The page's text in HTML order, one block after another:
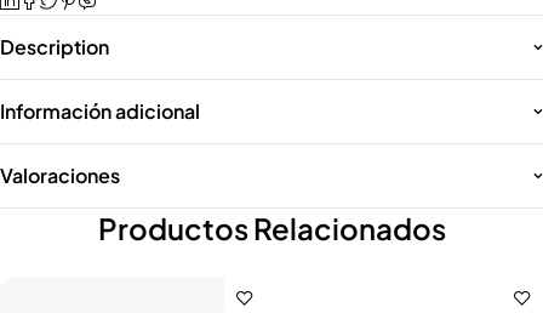
Description
Información adicional
Valoraciones
Productos Relacionados